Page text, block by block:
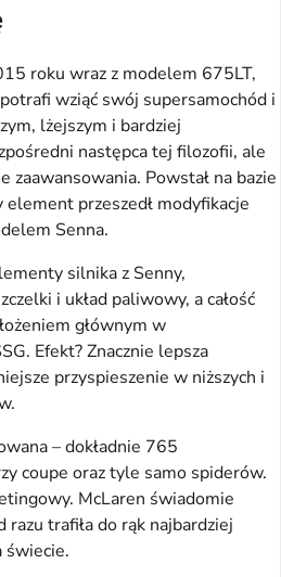
roku wraz z modelem 675LT,
wziąć swój supersamochód i
lżejszym i bardziej
następca tej filozofii, ale
zaawansowania. Powstał na bazie
przeszedł modyfikacje
Senna.
silnika z Senny,
i układ paliwowy, a całość
głównym w
Efekt? Znacznie lepsza
przyspieszenie w niższych i
– dokładnie 765
coupe oraz tyle samo spiderów.
McLaren świadomie
razu trafiła do rąk najbardziej
świecie.